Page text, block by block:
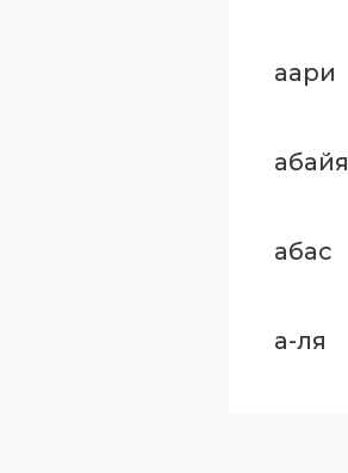
аари
абайя
абас
а-ля